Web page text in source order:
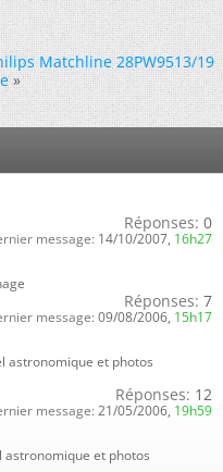
Matchline 28PW9513/19
»
Réponses: 0
message: 14/10/2007, 16h27
Réponses: 7
message: 09/08/2006, 15h17
astronomique et photos
Réponses: 12
message: 21/05/2006, 19h59
et photos